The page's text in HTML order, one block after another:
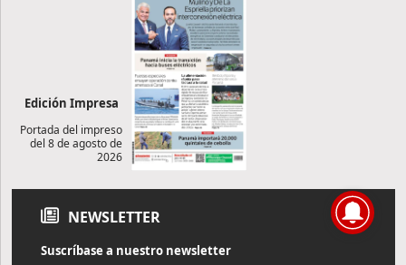
Edición Impresa
Portada del impreso
del 8 de agosto de
2026
NEWSLETTER
Suscríbase a nuestro newsletter